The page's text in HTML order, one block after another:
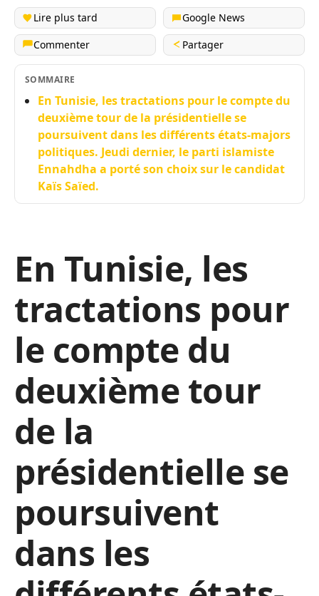
Lire plus tard
Google News
Commenter
Partager
SOMMAIRE
En Tunisie, les tractations pour le compte du
deuxième tour de la présidentielle se
poursuivent dans les différents états-majors
politiques. Jeudi dernier, le parti islamiste
Ennahdha a porté son choix sur le candidat
Kaïs Saïed.
En Tunisie, les
tractations pour
le compte du
deuxième tour
de la
présidentielle se
poursuivent
dans les